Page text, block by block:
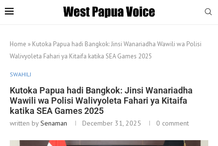
Home » Kutoka Papua hadi Bangkok: Jinsi Wanariadha Wawili wa Polisi
Walivyoleta Fahari ya Kitaifa katika SEA Games 2025
SWAHILI
Kutoka Papua hadi Bangkok: Jinsi Wanariadha
Wawili wa Polisi Walivyoleta Fahari ya Kitaifa
katika SEA Games 2025
written bySenaman December 31, 2025 0 comment